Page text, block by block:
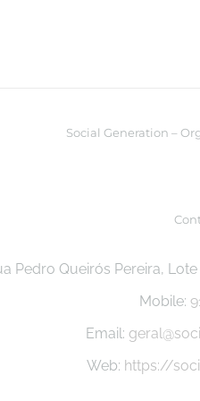
Social Generation –
Pedro Queirós Pereira,
Mobile:
Email:
Web: https://